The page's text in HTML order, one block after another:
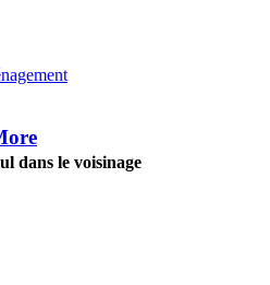
dans le voisinage